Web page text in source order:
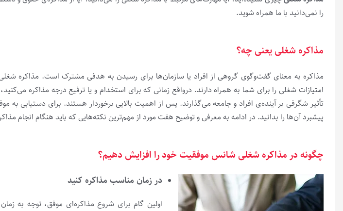
را نمی‌دانید با ما همراه شوید.
مذاکره‌ شغلی یعنی چه؟
مذاکره به معنای گفت‌وگوی گروهی از افراد یا سازمان‌ها برای رسیدن به هدفی مشترک است. مذاکره‌
امتیازات شغلی را برای شما به همراه دارند. درواقع زمانی که برای استخدام و یا ترفیع درجه مذاکره
تأثیر شگرفی بر آینده‌ی افراد و جامعه می‌گذارند. پس از اهمیت بالایی برخوردار هستند. برای دستیابی به
پیشبرد آن‌ها را بدانید. در ادامه به معرفی و توضیح هفت مورد از مهم‌ترین نکته‌هایی که باید هنگام انجام
چگونه در مذاکره‌ شغلی شانس موفقیت خود را افزایش دهیم؟
در زمان مناسب مذاکره کنید
اولین گام برای شروع مذاکره‌ای موفق، توجه به